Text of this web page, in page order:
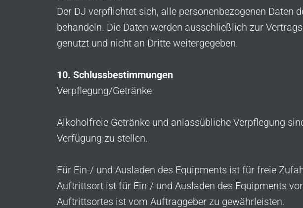
Der DJ verpflichtet sich, alle personenbezogenen
behandeln. Die Daten werden ausschließlich zur
genutzt und nicht an Dritte weitergegeben.
10. Schlussbestimmungen
Verpflegung/Getränke
Alkoholfreie Getränke und anlassübliche Verpflegung
Verfügung zu stellen.
Für Ein-/ und Ausladen des Equipments ist für freie
Auftrittsort ist für Ein-/ und Ausladen des Equipments
Auftrittsortes ist vom Auftraggeber zu gewährleisten.